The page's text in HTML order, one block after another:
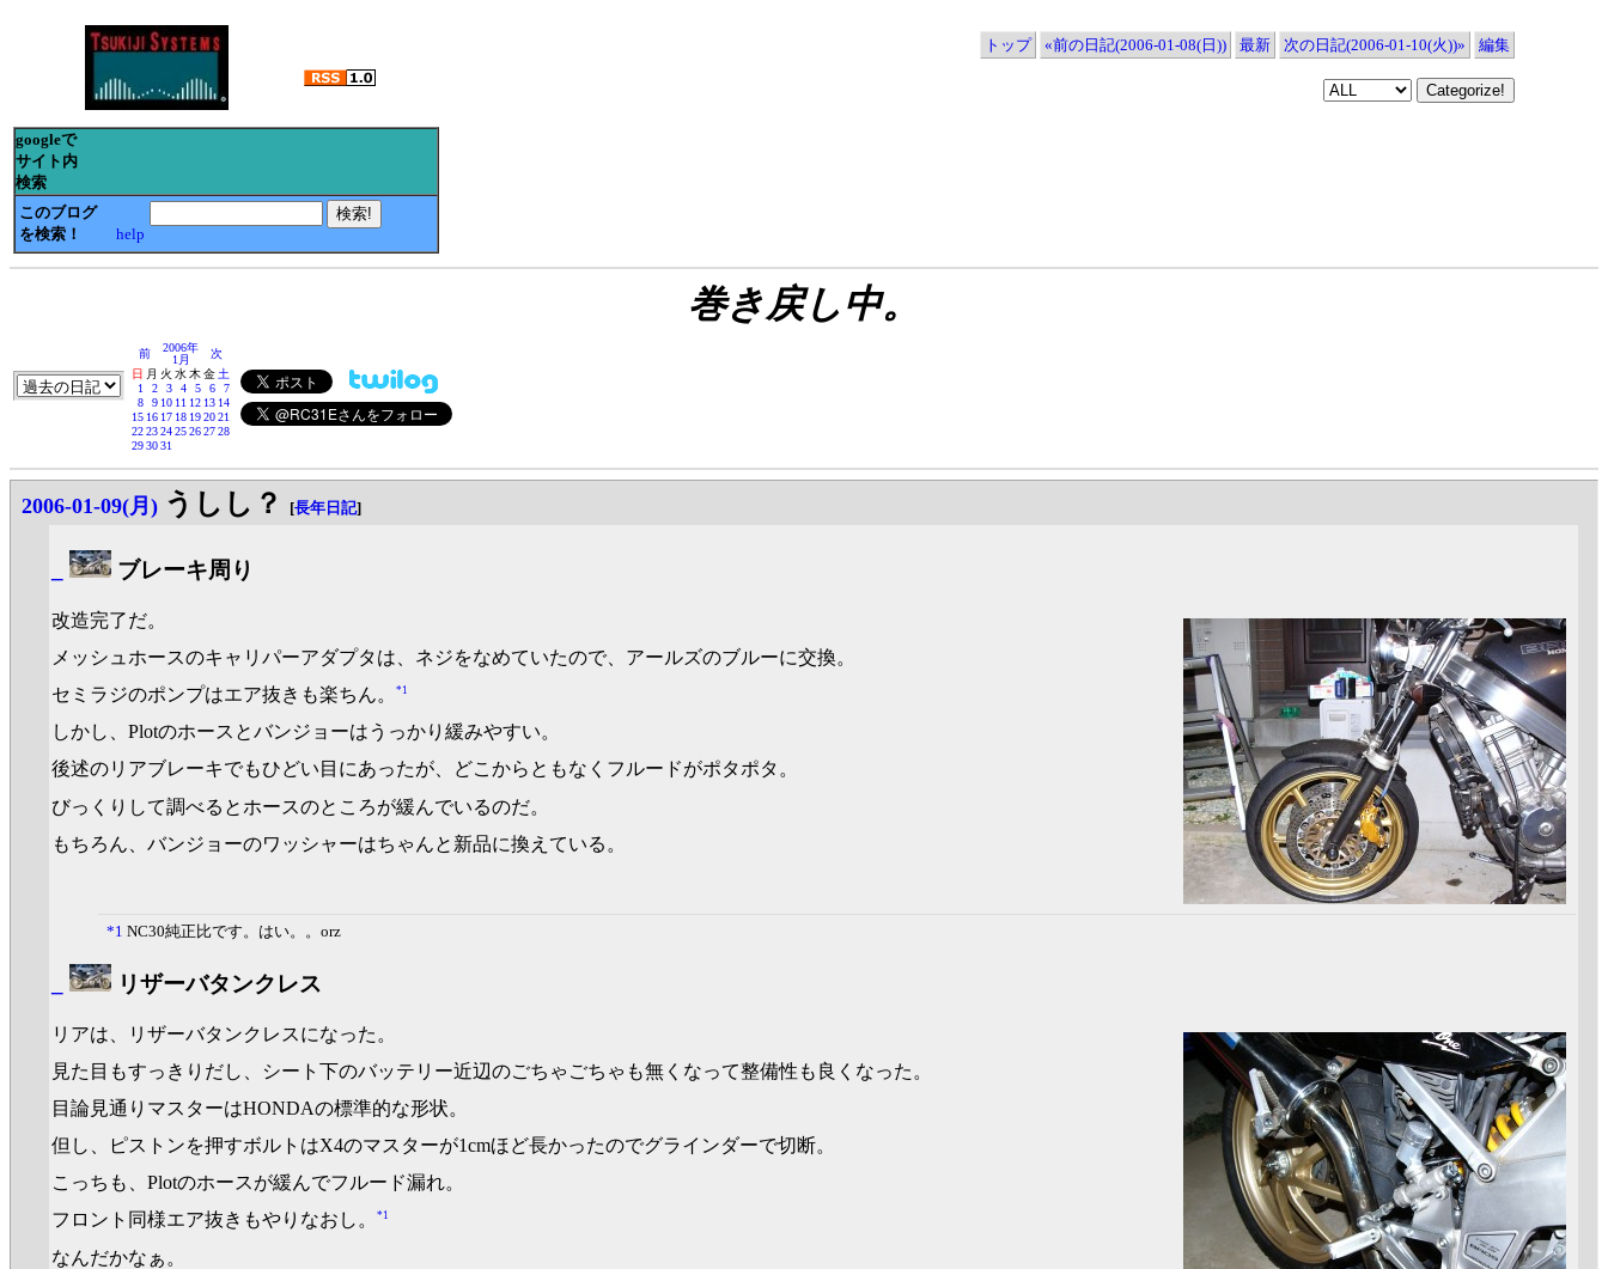
トップ «前の日記(2006-01-08(日)) 最新 次の日記(2006-01-10(火))» 編集
googleで
サイト内
検索
このブログ
を検索！
help
巻き戻し中。
前
2006年
1月
次
日 月 火 水木金土
1
2 3 4 5 6
7
8
9 10 11 12 13 14
15 16 17 18 192021
22232425262728
293031
2006-01-09(月) うしし？ [長年日記]
ブレーキ周り
改造完了だ。
メッシュホースのキャリパーアダプタは、ネジをなめていたので、アールズのブルーに交換。
セミラジのポンプはエア抜きも楽ちん。
*1
しかし、Plotのホースとバンジョーはうっかり緩みやすい。
後述のリアブレーキでもひどい目にあったが、どこからともなくフルードがポタポタ。
びっくりして調べるとホースのところが緩んでいるのだ。
もちろん、バンジョーのワッシャーはちゃんと新品に換えている。
*1 NC30純正比です。はい。。orz
リザーバタンクレス
リアは、リザーバタンクレスになった。
見た目もすっきりだし、シート下のバッテリー近辺のごちゃごちゃも無くなって整備性も良くなった。
目論見通りマスターはHONDAの標準的な形状。
但し、ピストンを押すボルトはX4のマスターが1cmほど長かったのでグラインダーで切断。
こっちも、Plotのホースが緩んでフルード漏れ。
フロント同様エア抜きもやりなおし。
*1
なんだかなぁ。